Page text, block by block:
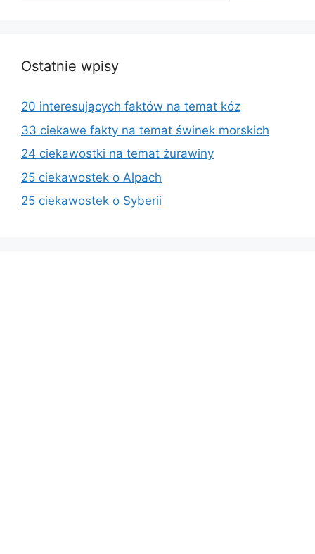
Ostatnie wpisy
20 interesujących faktów na temat kóz
33 ciekawe fakty na temat świnek morskich
24 ciekawostki na temat żurawiny
25 ciekawostek o Alpach
25 ciekawostek o Syberii